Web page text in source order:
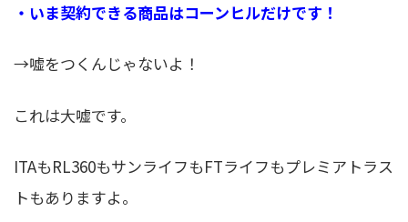
・いま契約できる商品はコーンヒルだけです！
→嘘をつくんじゃないよ！
これは大嘘です。
ITAもRL360もサンライフもFTライフもプレミアトラス
トもありますよ。